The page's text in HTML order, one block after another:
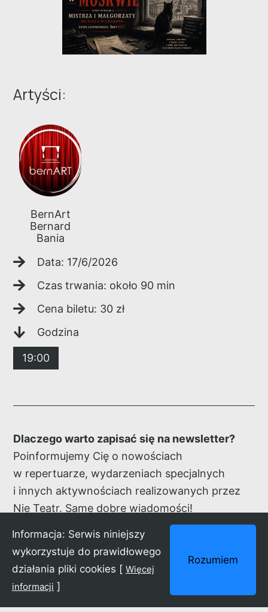
Artyści:
BernArt
Bernard
Bania
Data: 17/6/2026
Czas trwania: około 90 min
Cena biletu: 30 zł
Godzina
19:00
Dlaczego warto zapisać się na newsletter?
Poinformujemy Cię o nowościach
w repertuarze, wydarzeniach specjalnych
i innych aktywnościach realizowanych przez
Nie Teatr. Same dobre wiadomości!
Zapisz się!
Informacja: Serwis niniejszy
wykorzystuje do prawidłowego
działania pliki cookies [ Więcej
informacji ]
Rozumiem